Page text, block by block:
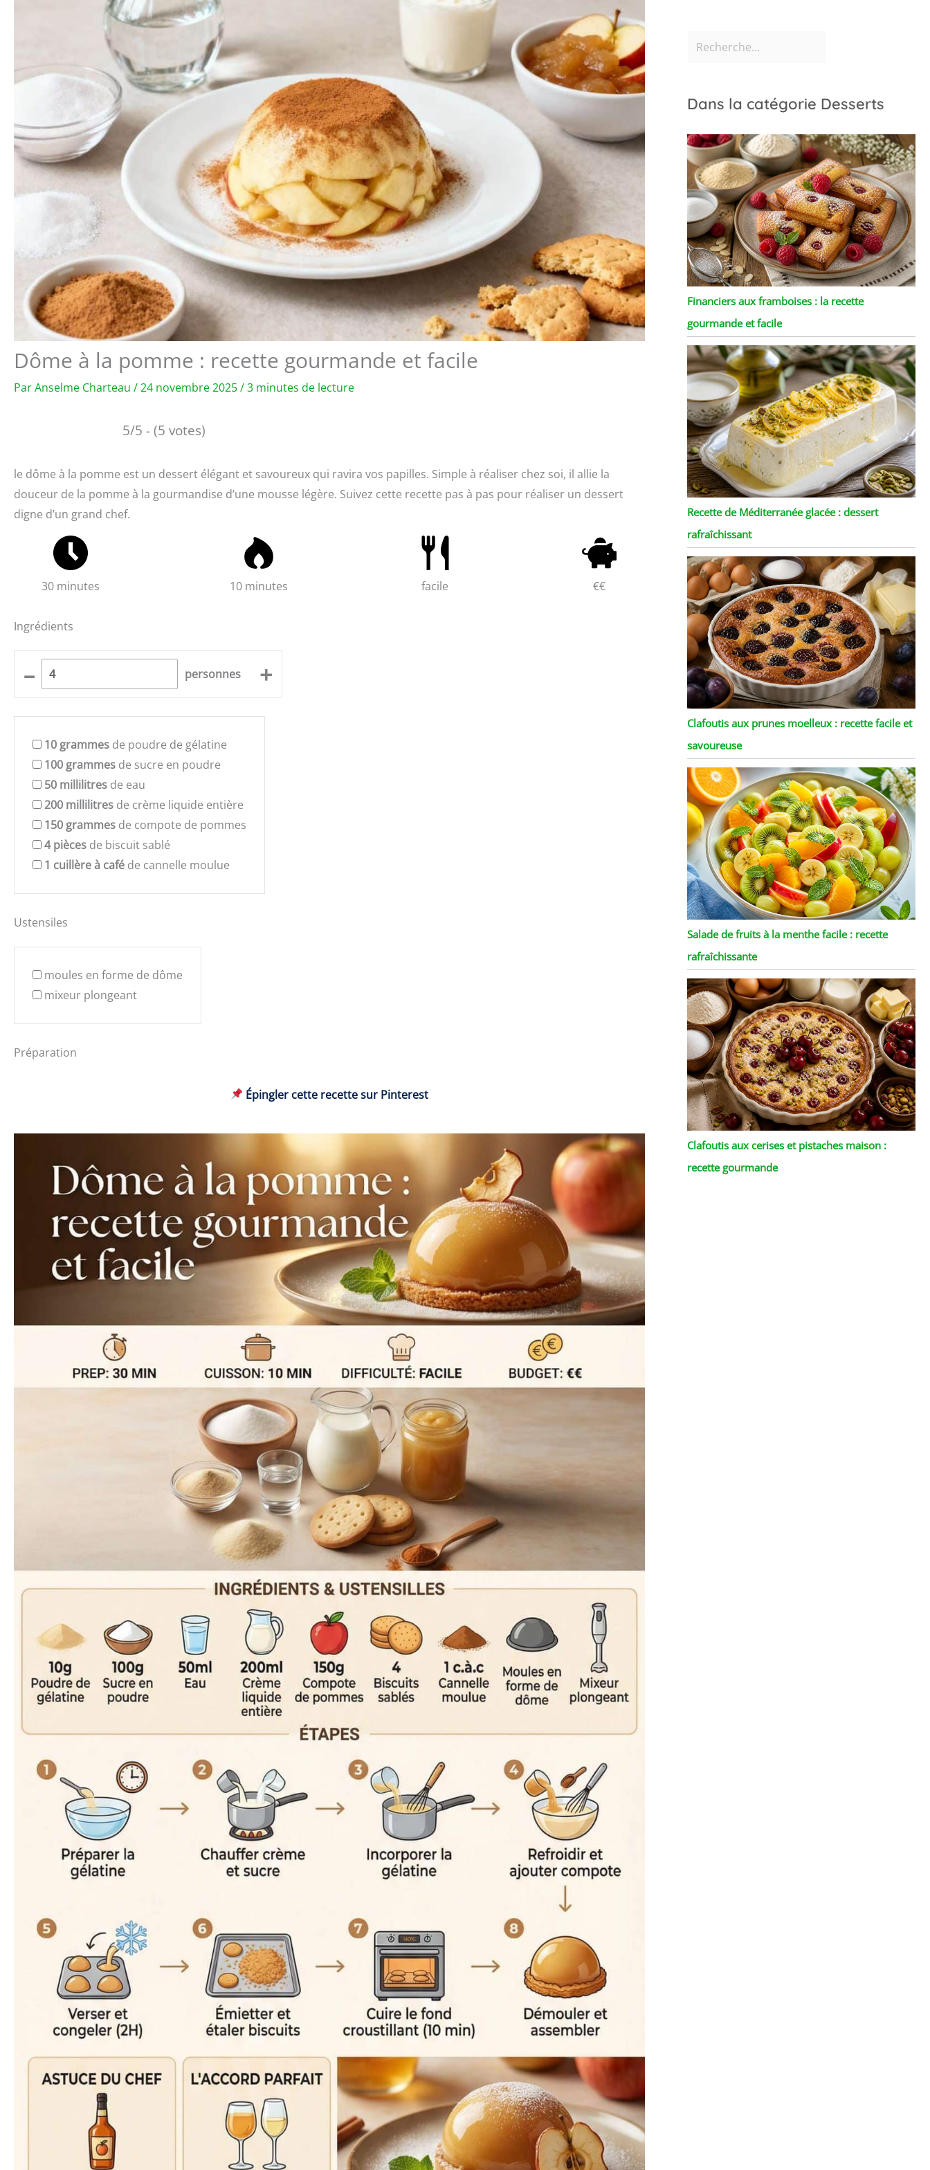
Dôme à la pomme : recette gourmande et facile
ParAnselme Charteau /24 novembre 2025/3 minutes de lecture
5/5 - (5 votes)
le dôme à la pomme est un dessert élégant et savoureux qui ravira vos papilles. Simple à réaliser chez soi, il allie la
douceur de la pomme à la gourmandise d’une mousse légère. Suivez cette recette pas à pas pour réaliser un dessert
digne d’un grand chef.
30 minutes 10 minutes facile €€
Ingrédients
– personnes +
10 grammes de poudre de gélatine
100 grammes de sucre en poudre
50 millilitres de eau
200 millilitres de crème liquide entière
150 grammes de compote de pommes
4 pièces de biscuit sablé
1 cuillère à café de cannelle moulue
Ustensiles
moules en forme de dôme
mixeur plongeant
Préparation
Épingler cette recette sur Pinterest
Dans la catégorie Desserts
Financiers aux framboises : la recette
gourmande et facile
Recette de Méditerranée glacée : dessert
rafraîchissant
Clafoutis aux prunes moelleux : recette facile et
savoureuse
Salade de fruits à la menthe facile : recette
rafraîchissante
Clafoutis aux cerises et pistaches maison :
recette gourmande